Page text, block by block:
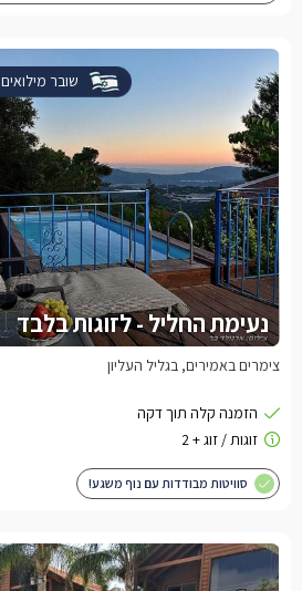
שובר מילואים
נעימת החליל - לזוגות בלבד
צימרים באמירים, בגליל העליון
סוויטות מבודדות עם נוף משגע!